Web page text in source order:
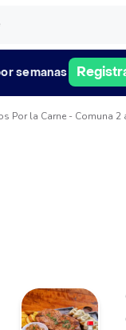
semanas
Por la Carne - Comuna